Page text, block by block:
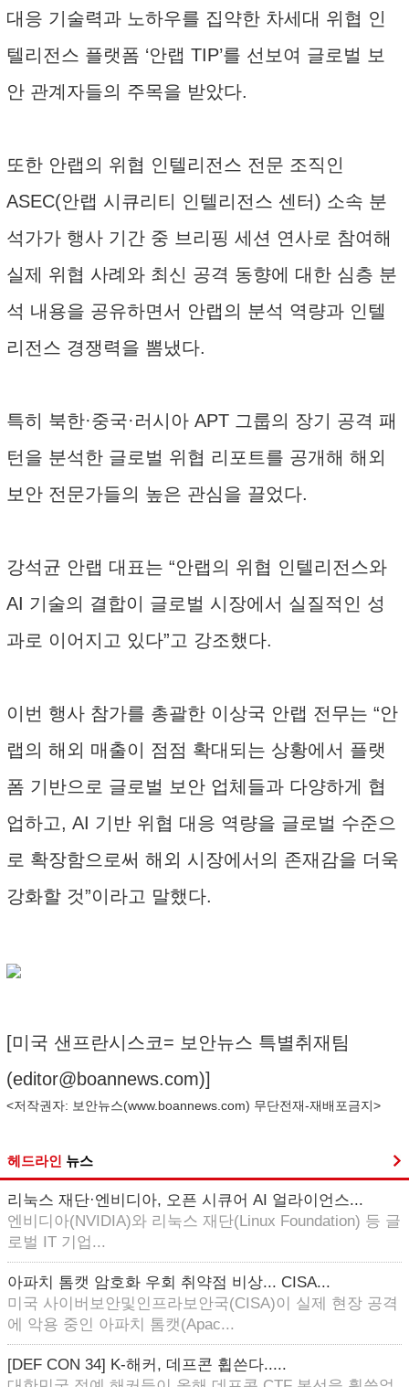
대응 기술력과 노하우를 집약한 차세대 위협 인
텔리전스 플랫폼 ‘안랩 TIP’를 선보여 글로벌 보
안 관계자들의 주목을 받았다.
또한 안랩의 위협 인텔리전스 전문 조직인
ASEC(안랩 시큐리티 인텔리전스 센터) 소속 분
석가가 행사 기간 중 브리핑 세션 연사로 참여해
실제 위협 사례와 최신 공격 동향에 대한 심층 분
석 내용을 공유하면서 안랩의 분석 역량과 인텔
리전스 경쟁력을 뽐냈다.
특히 북한·중국·러시아 APT 그룹의 장기 공격 패
턴을 분석한 글로벌 위협 리포트를 공개해 해외
보안 전문가들의 높은 관심을 끌었다.
강석균 안랩 대표는 “안랩의 위협 인텔리전스와
AI 기술의 결합이 글로벌 시장에서 실질적인 성
과로 이어지고 있다”고 강조했다.
이번 행사 참가를 총괄한 이상국 안랩 전무는 “안
랩의 해외 매출이 점점 확대되는 상황에서 플랫
폼 기반으로 글로벌 보안 업체들과 다양하게 협
업하고, AI 기반 위협 대응 역량을 글로벌 수준으
로 확장함으로써 해외 시장에서의 존재감을 더욱
강화할 것”이라고 말했다.
[미국 샌프란시스코= 보안뉴스 특별취재팀
(editor@boannews.com)]
<저작권자: 보안뉴스(www.boannews.com) 무단전재-재배포금지>
헤드라인 뉴스
리눅스 재단·엔비디아, 오픈 시큐어 AI 얼라이언스...
엔비디아(NVIDIA)와 리눅스 재단(Linux Foundation) 등 글
로벌 IT 기업...
아파치 톰캣 암호화 우회 취약점 비상... CISA...
미국 사이버보안및인프라보안국(CISA)이 실제 현장 공격
에 악용 중인 아파치 톰캣(Apac...
[DEF CON 34] K-해커, 데프콘 휩쓴다.....